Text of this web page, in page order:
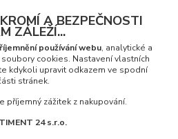
A BEZPEČNOSTI
ZÁLEŽÍ...
používání webu, analytické a
cookies. Nastavení vlastních
kdykoli upravit odkazem ve spodní
stránek.
příjemný zážitek z nakupování.
24 s.r.o.